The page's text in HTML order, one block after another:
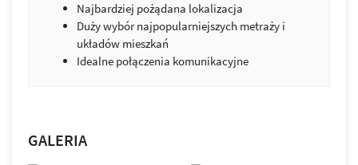
budynkami i praktyczne udogodnienia. Projekt łączy jasną
elewację z kolorystycznymi akcentami. Budynki zostały
wykonane z wysokiej klasy materiałów wykończeniowych.
Nie brakuje tu również miejsc parkingowych, zarówno
Zabudowa została tak zaprojektowana, by jak najwięcej
Najbardziej pożądana lokalizacja
Duży wybór najpopularniejszych metraży i
układów mieszkań
Idealne połączenia komunikacyjne
GALERIA